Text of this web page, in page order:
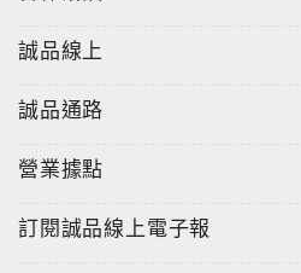
誠品線上
誠品通路
營業據點
訂閱誠品線上電子報